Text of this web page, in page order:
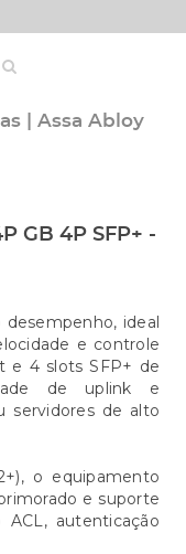
| Assa Abloy
GB 4P SFP+ -
ideal
e controle
e 4 slots SFP+ de
de uplink e
servidores de alto
o equipamento
e suporte
autenticação